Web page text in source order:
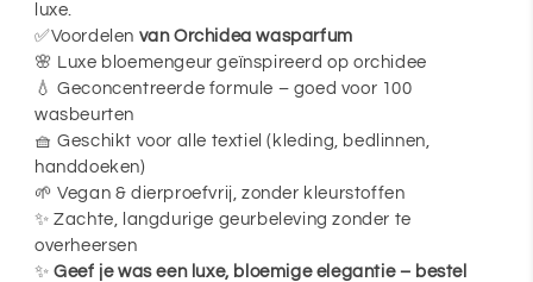
luxe.
✅Voordelen van Orchidea wasparfum
🌸 Luxe bloemengeur geïnspireerd op orchidee
💧 Geconcentreerde formule – goed voor 100
wasbeurten
🧺 Geschikt voor alle textiel (kleding, bedlinnen,
handdoeken)
🌱 Vegan & dierproefvrij, zonder kleurstoffen
✨ Zachte, langdurige geurbeleving zonder te
overheersen
✨Geef je was een luxe, bloemige elegantie – bestel